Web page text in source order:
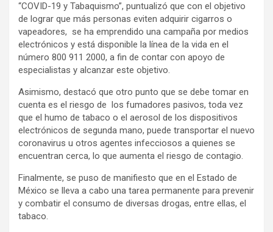
“COVID-19 y Tabaquismo”, puntualizó que con el objetivo
de lograr que más personas eviten adquirir cigarros o
vapeadores, se ha emprendido una campaña por medios
electrónicos y está disponible la línea de la vida en el
número 800 911 2000, a fin de contar con apoyo de
especialistas y alcanzar este objetivo.
Asimismo, destacó que otro punto que se debe tomar en
cuenta es el riesgo de los fumadores pasivos, toda vez
que el humo de tabaco o el aerosol de los dispositivos
electrónicos de segunda mano, puede transportar el nuevo
coronavirus u otros agentes infecciosos a quienes se
encuentran cerca, lo que aumenta el riesgo de contagio.
Finalmente, se puso de manifiesto que en el Estado de
México se lleva a cabo una tarea permanente para prevenir
y combatir el consumo de diversas drogas, entre ellas, el
tabaco.